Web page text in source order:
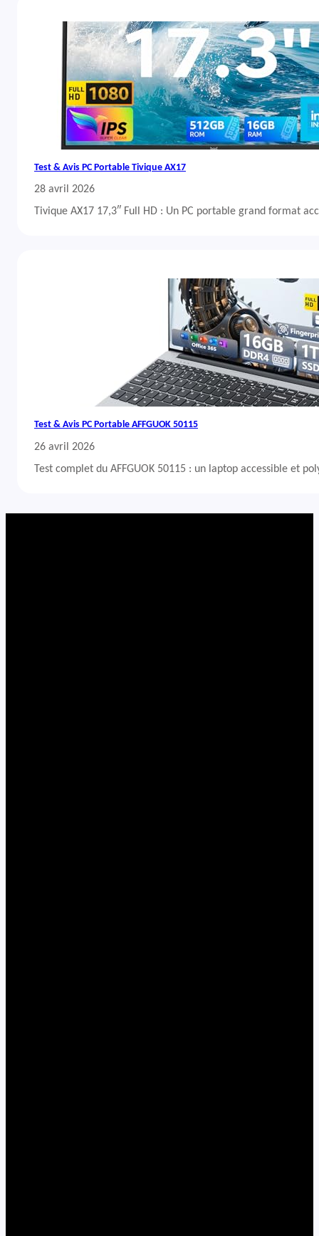
Test & Avis PC Portable Tivique AX17
28 avril 2026
Tivique AX17 17,3″ Full HD : Un PC portable grand format
Test & Avis PC Portable AFFGUOK 50115
26 avril 2026
Test complet du AFFGUOK 50115 : un laptop accessible